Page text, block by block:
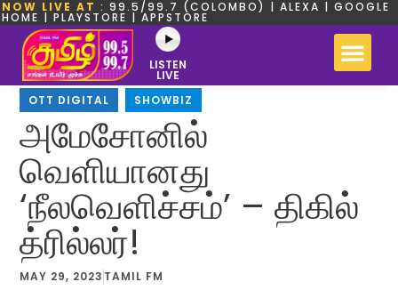
NOW LIVE AT : 99.5/99.7 (COLOMBO) | ALEXA | GOOGLE
HOME | PLAYSTORE | APPSTORE
LISTEN
LIVE
OTT DIGITAL
SHOWBIZ
அமேசோனில்
வெளியானது
‘நீலவெளிச்சம்’ – திகில்
த்ரில்லர்!
MAY 29, 2023 TAMIL FM